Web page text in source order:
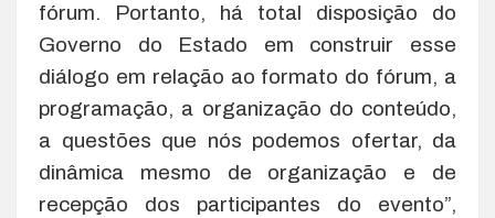
fórum. Portanto, há total disposição do
Governo do Estado em construir esse
diálogo em relação ao formato do fórum, a
programação, a organização do conteúdo,
a questões que nós podemos ofertar, da
dinâmica mesmo de organização e de
recepção dos participantes do evento”,